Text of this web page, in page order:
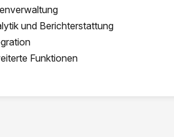
und Berichterstattung
Funktionen